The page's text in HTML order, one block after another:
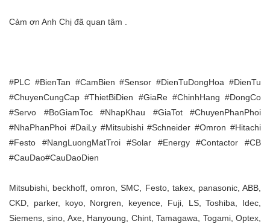
Cảm ơn Anh Chị đã quan tâm .
#PLC #BienTan #CamBien #Sensor #DienTuDongHoa #DienTu
#ChuyenCungCap #ThietBiDien #GiaRe #ChinhHang #DongCo
#Servo #BoGiamToc #NhapKhau #GiaTot #ChuyenPhanPhoi
#NhaPhanPhoi #DaiLy #Mitsubishi #Schneider #Omron #Hitachi
#Festo #NangLuongMatTroi #Solar #Energy #Contactor #CB
#CauDao#CauDaoDien
Mitsubishi, beckhoff, omron, SMC, Festo, takex, panasonic, ABB,
CKD, parker, koyo, Norgren, keyence, Fuji, LS, Toshiba, Idec,
Siemens, sino, Axe, Hanyoung, Chint, Tamagawa, Togami, Optex,